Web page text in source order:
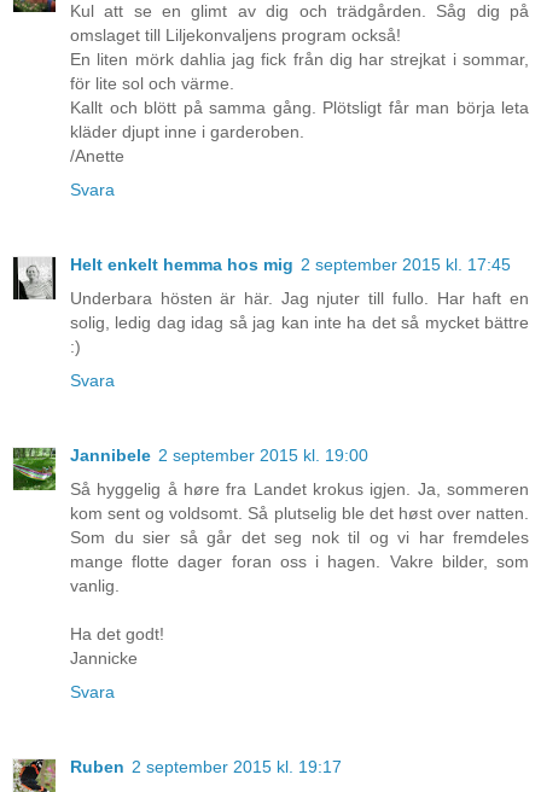
Kul att se en glimt av dig och trädgården. Såg dig på
omslaget till Liljekonvaljens program också!
En liten mörk dahlia jag fick från dig har strejkat i sommar,
för lite sol och värme.
Kallt och blött på samma gång. Plötsligt får man börja leta
kläder djupt inne i garderoben.
/Anette
Svara
Helt enkelt hemma hos mig 2 september 2015 kl. 17:45
Underbara hösten är här. Jag njuter till fullo. Har haft en
solig, ledig dag idag så jag kan inte ha det så mycket bättre
:)
Svara
Jannibele 2 september 2015 kl. 19:00
Så hyggelig å høre fra Landet krokus igjen. Ja, sommeren
kom sent og voldsomt. Så plutselig ble det høst over natten.
Som du sier så går det seg nok til og vi har fremdeles
mange flotte dager foran oss i hagen. Vakre bilder, som
vanlig.
Ha det godt!
Jannicke
Svara
Ruben 2 september 2015 kl. 19:17